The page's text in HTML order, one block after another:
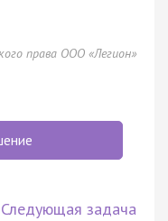
права ООО «Легион»
Следующая задача